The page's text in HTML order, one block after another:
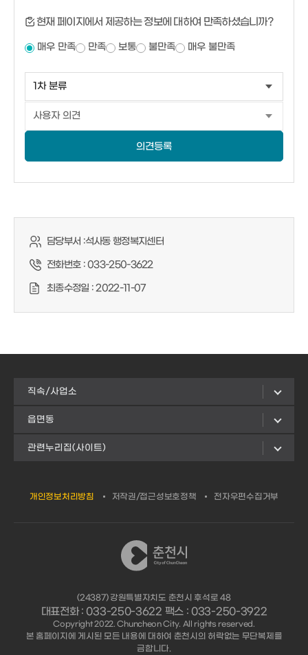
현재 페이지에서 제공하는 정보에 대하여 만족하셨습니까?
매우 만족 만족 보통 불만족 매우 불만족
의견등록
담당부서 :석사동 행정복지센터
전화번호 :033-250-3622
최종수정일 :2022-11-07
직속/사업소
읍면동
관련누리집(사이트)
개인정보처리방침 저작권/접근성보호정책 전자우편수집거부
(24387) 강원특별자치도 춘천시 후석로 48
대표전화 : 033-250-3622 팩스 : 033-250-3922
Copyright 2022. Chuncheon City. All rights reserved.
본 홈페이지에 게시된 모든 내용에 대하여 춘천시의 허락없는 무단복제를
금합니다.